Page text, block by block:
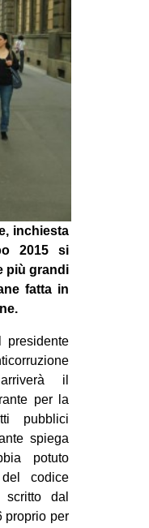
inchiesta
2015 si
più grandi
fatta in
presidente
il
per la
pubblici
spiega
potuto
codice
dal
proprio per